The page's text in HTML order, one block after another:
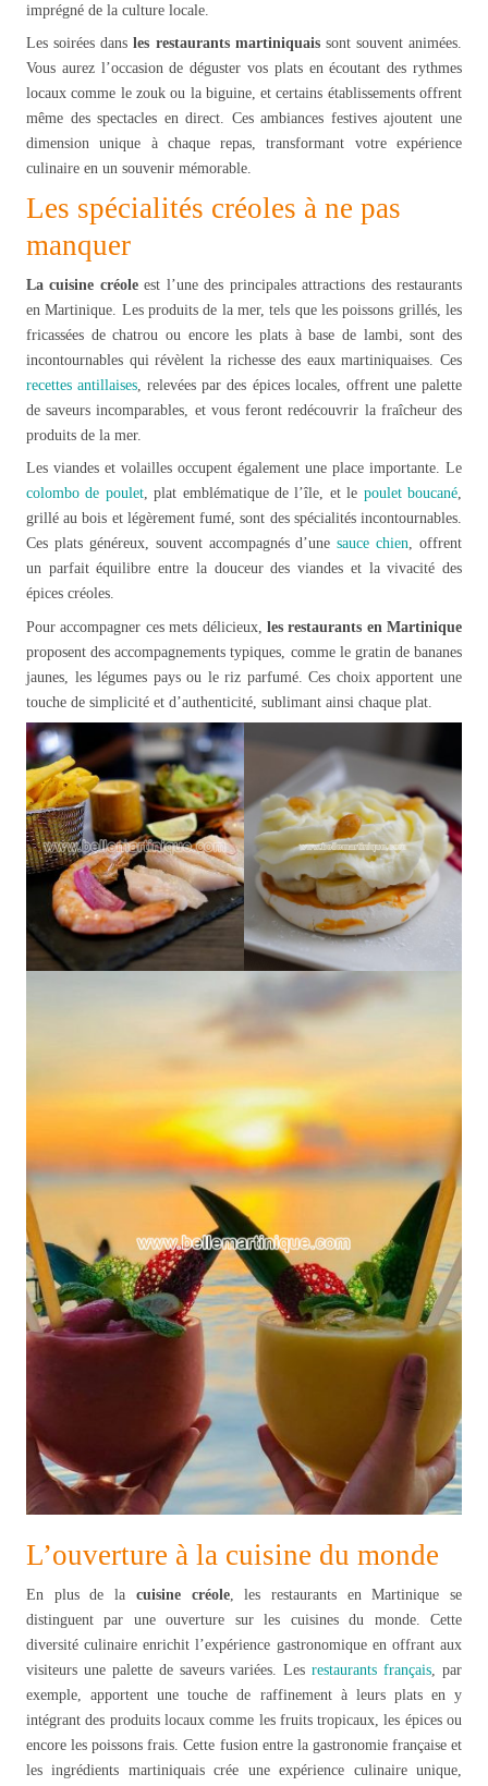
imprégné de la culture locale.
Les soirées dansles restaurants martiniquaissont souvent animées.
Vous aurez l’occasion de déguster vos plats en écoutant des rythmes
locaux comme le zouk ou la biguine, et certains établissements offrent
même des spectacles en direct. Ces ambiances festives ajoutent une
dimension unique à chaque repas, transformant votre expérience
culinaire en un souvenir mémorable.
Les spécialités créoles à ne pas
manquer
La cuisine créoleest l’une des principales attractions des restaurants
en Martinique. Les produits de la mer, tels que les poissons grillés, les
fricassées de chatrou ou encore les plats à base de lambi, sont des
incontournables qui révèlent la richesse des eaux martiniquaises. Ces
recettes antillaises , relevées par des épices locales, offrent une palette
de saveurs incomparables, et vous feront redécouvrir la fraîcheur des
produits de la mer.
Les viandes et volailles occupent également une place importante. Le
colombo de poulet, plat emblématique de l’île, et le poulet boucané,
grillé au bois et légèrement fumé, sont des spécialités incontournables.
Ces plats généreux, souvent accompagnés d’unesauce chien, offrent
un parfait équilibre entre la douceur des viandes et la vivacité des
épices créoles.
Pour accompagner ces mets délicieux, les restaurants en Martinique
proposent des accompagnements typiques, comme le gratin de bananes
jaunes, les légumes pays ou le riz parfumé. Ces choix apportent une
touche de simplicité et d’authenticité, sublimant ainsi chaque plat.
L’ouverture à la cuisine du monde
En plus de la cuisine créole, les restaurants en Martinique se
distinguent par une ouverture sur les cuisines du monde. Cette
diversité culinaire enrichit l’expérience gastronomique en offrant aux
visiteurs une palette de saveurs variées. Lesrestaurants français , par
exemple, apportent une touche de raffinement à leurs plats en y
intégrant des produits locaux comme les fruits tropicaux, les épices ou
encore les poissons frais. Cette fusion entre la gastronomie française et
les ingrédients martiniquais crée une expérience culinaire unique,